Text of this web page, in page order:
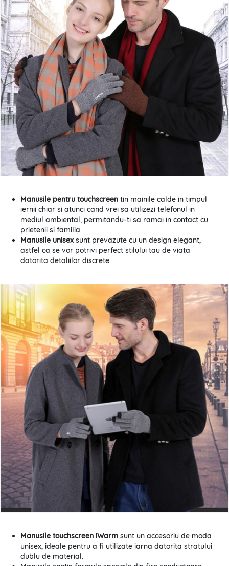
Manusile pentru touchscreen tin mainile calde in timpul
iernii chiar si atunci cand vrei sa utilizezi telefonul in
mediul ambiental, permitandu-ti sa ramai in contact cu
prietenii si familia.
Manusile unisex sunt prevazute cu un design elegant,
astfel ca se vor potrivi perfect stilului tau de viata
datorita detaliilor discrete.
Manusile touchscreen iWarm sunt un accesoriu de moda
unisex, ideale pentru a fi utilizate iarna datorita stratului
dublu de material.